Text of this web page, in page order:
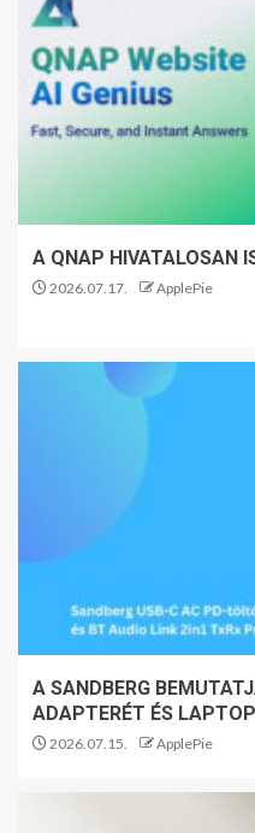
A QNAP HIVATALOSAN
2026.07.17. ApplePie
A SANDBERG
ADAPTERÉT ÉS
2026.07.15. ApplePie